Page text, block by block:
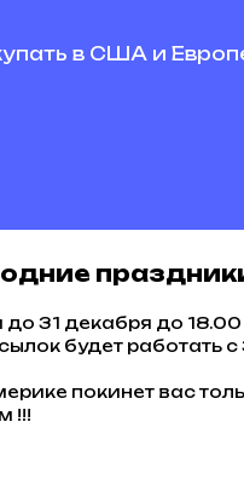
в США и
31 декабря до 18.00
будет работать
покинет вас
!!!